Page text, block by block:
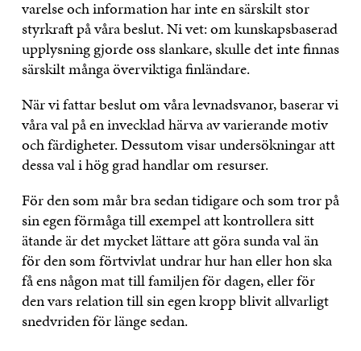
varelse och information har inte en särskilt stor
styrkraft på våra beslut. Ni vet: om kunskapsbaserad
upplysning gjorde oss slankare, skulle det inte finnas
särskilt många överviktiga finländare.
När vi fattar beslut om våra levnadsvanor, baserar vi
våra val på en invecklad härva av varierande motiv
och färdigheter. Dessutom visar undersökningar att
dessa val i hög grad handlar om resurser.
För den som mår bra sedan tidigare och som tror på
sin egen förmåga till exempel att kontrollera sitt
ätande är det mycket lättare att göra sunda val än
för den som förtvivlat undrar hur han eller hon ska
få ens någon mat till familjen för dagen, eller för
den vars relation till sin egen kropp blivit allvarligt
snedvriden för länge sedan.